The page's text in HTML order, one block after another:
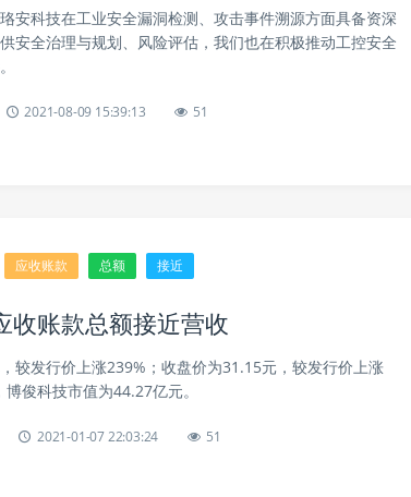
安科技在工业安全漏洞检测、攻击事件溯源方面具备资深
安全治理与规划、风险评估，我们也在积极推动工控安全
2021-08-09 15:39:13 51
应收账款 总额 接近
收账款总额接近营收
较发行价上涨239%；收盘价为31.15元，较发行价上涨
俊科技市值为44.27亿元。
2021-01-07 22:03:24 51